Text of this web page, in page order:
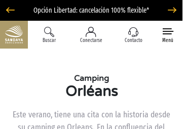
Opción Libertad: cancelación 100% flexible*
Buscar Conectarse Contacto Menú
Camping
Orléans
Este verano, tiene una cita con la historia desde